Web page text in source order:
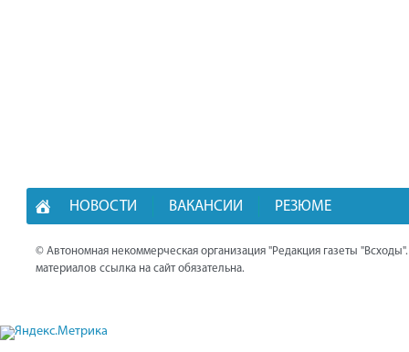
НОВОСТИ ВАКАНСИИ РЕЗЮМЕ
© Автономная некоммерческая организация "Редакция газеты
материалов ссылка на сайт обязательна.